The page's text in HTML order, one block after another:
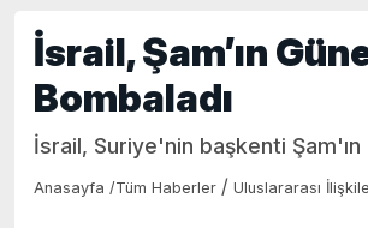
İsrail, Şam’ın
Bombaladı
İsrail, Suriye'nin başkenti
Anasayfa /Tüm Haberler / Uluslararası